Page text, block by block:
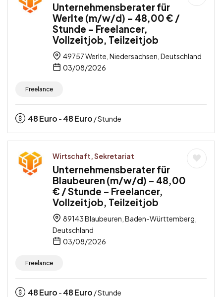
Unternehmensberater für
Werlte (m/w/d) – 48,00 € /
Stunde – Freelancer,
Vollzeitjob, Teilzeitjob
49757 Werlte, Niedersachsen, Deutschland
03/08/2026
Freelance
48Euro - 48Euro / Stunde
Wirtschaft, Sekretariat
Unternehmensberater für
Blaubeuren (m/w/d) – 48,00
€ / Stunde – Freelancer,
Vollzeitjob, Teilzeitjob
89143 Blaubeuren, Baden-Württemberg,
Deutschland
03/08/2026
Freelance
48Euro - 48Euro / Stunde